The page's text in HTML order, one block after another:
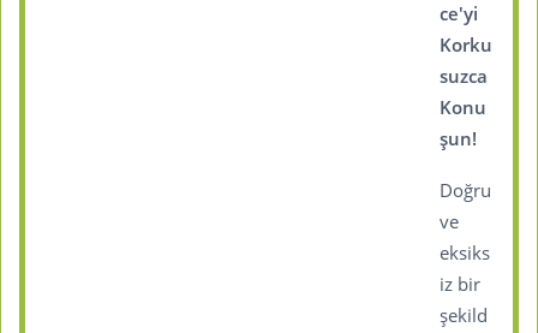
ce'yi
Korku
suzca
Konu
şun!
Doğru
ve
eksiks
iz bir
şekild